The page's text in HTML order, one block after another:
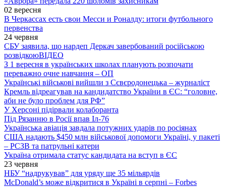
02 вересня
В Черкассах есть свои Месси и Роналду: итоги футбольного
первенства
24 червня
СБУ заявила, що нардеп Деркач завербований російською
розвідкоюВІДЕО
З 1 вересня в українських школах планують розпочати
переважно очне навчання – ОП
Українські військові вийшли з Сєвєродонецька – журналіст
Кремль відреагував на кандидатство України в ЄС: “головне,
аби не було проблем для РФ”
У Херсоні підірвали колаборанта
Під Рязанню в Росії впав Іл-76
Українська авіація завдала потужних ударів по росіянах
США надають $450 млн військової допомоги Україні, у пакеті
– РСЗВ та патрульні катери
Україна отримала статус кандидата на вступ в ЄС
23 червня
НБУ “надрукував” для уряду ще 35 мільярдів
McDonald’s може відкритися в Україні в серпні – Forbes